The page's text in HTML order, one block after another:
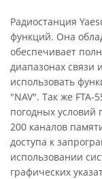
Радиостанция
функций. Она
обеспечивает
диапазонах связи
использовать
"NAV". Так же
погодных
200 каналов
доступа к
использовании
графических